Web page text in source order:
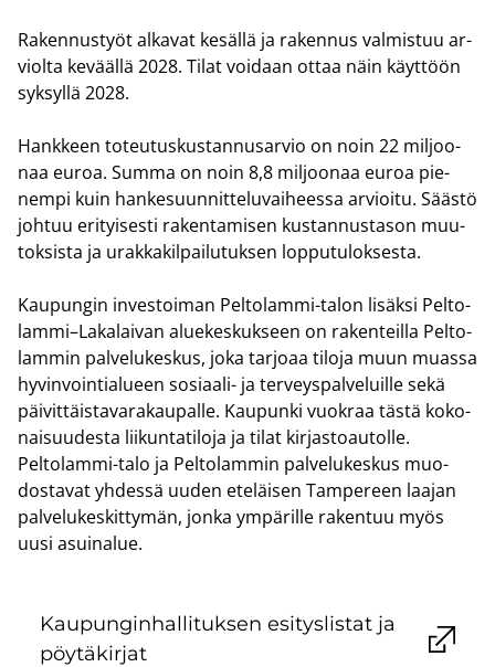
Ra­ken­nus­työt al­ka­vat ke­säl­lä ja ra­ken­nus val­mis­tuu ar­
viol­ta ke­vääl­lä 2028. Tilat voi­daan ottaa näin käyt­töön
syk­syl­lä 2028.
Hank­keen to­teu­tus­kus­tan­nusar­vio on noin 22 mil­joo­
naa euroa. Summa on noin 8,8 mil­joo­naa euroa pie­
nem­pi kuin han­ke­suun­nit­te­lu­vai­hees­sa ar­vioi­tu. Sääs­tö
joh­tuu eri­tyi­ses­ti ra­ken­ta­mi­sen kus­tan­nus­ta­son muu­
tok­sis­ta ja urak­ka­kil­pai­lu­tuk­sen lop­pu­tu­lok­ses­ta.
Kau­pun­gin in­ves­toi­man Peltolammi-​talon li­säk­si Pel­to­
lam­mi–La­ka­lai­van alue­kes­kuk­seen on ra­ken­teil­la Pel­to­
lam­min pal­ve­lu­kes­kus, joka tar­jo­aa ti­lo­ja muun muas­sa
hy­vin­voin­tia­lu­een sosiaali-​ ja ter­veys­pal­ve­luil­le sekä
päi­vit­täis­ta­va­ra­kau­pal­le. Kau­pun­ki vuo­kraa tästä ko­ko­
nai­suu­des­ta lii­kun­ta­ti­lo­ja ja tilat kir­jas­toau­tol­le.
Peltolammi-​talo ja Pel­to­lam­min pal­ve­lu­kes­kus muo­
dos­ta­vat yh­des­sä uuden ete­läi­sen Tam­pe­reen laa­jan
pal­ve­lu­kes­kit­ty­män, jonka ym­pä­ril­le ra­ken­tuu myös
uusi asui­na­lue.
Kau­pun­gin­hal­li­tuk­sen esi­tys­lis­tat ja
pöy­tä­kir­jat